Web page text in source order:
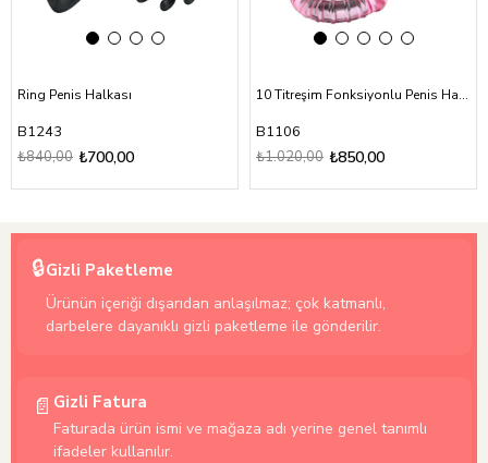
Ring Penis Halkası
B1243
₺700,00
₺840,00
10 Titreşim Fonksiyonlu Penis Halkası Penis Yüzüğü
B1106
₺850,00
₺1.020,00
🔒Gizli Paketleme
Ürünün içeriği dışarıdan anlaşılmaz; çok katmanlı,
darbelere dayanıklı gizli paketleme ile gönderilir.
📄 Gizli Fatura
Faturada ürün ismi ve mağaza adı yerine genel tanımlı
ifadeler kullanılır.